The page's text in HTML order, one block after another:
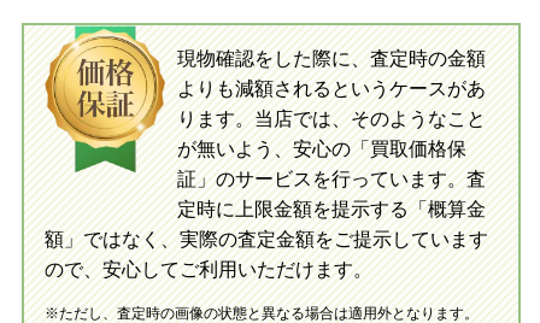
当店に査定したおもちゃがご到着後、ご
指定の口座に即日入金可能です。
買取の流れ 写真の撮影方法
当店に査定したおもちゃがご到着後、ご
指定の口座に即日入金可能です。
初めての方へ LINE査定の流れ 写真の撮影方法
現物確認をした際に、査定時の金額
よりも減額されるというケースがあ
ります。当店では、そのようなこと
が無いよう、安心の「買取価格保
証」のサービスを行っています。査
定時に上限金額を提示する「概算金
額」ではなく、実際の査定金額をご提示しています
ので、安心してご利用いただけます。
※ただし、査定時の画像の状態と異なる場合は適用外となります。